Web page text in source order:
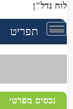
לוח נדל"ן
תפריט תפריט
נכסים מפרטי